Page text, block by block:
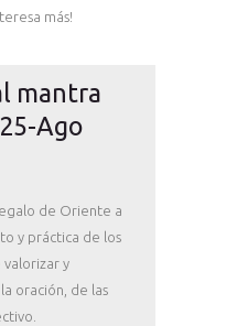
más!
mantra
Ago
de Oriente a
y práctica de los
valorizar y
oración, de las